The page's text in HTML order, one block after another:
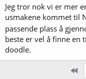
Jeg tror nok vi er mer
usmakene kommet til
passende plass å
beste er vel å finne en
doodle.